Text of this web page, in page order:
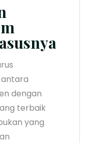
dengan
terbaik
yang